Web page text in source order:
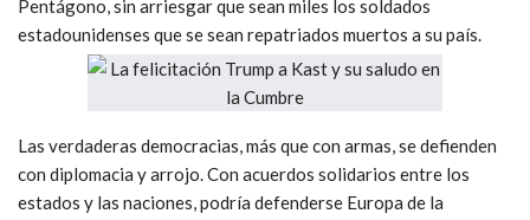
Pentágono, sin arriesgar que sean miles los soldados
estadounidenses que se sean repatriados muertos a su país.
Las verdaderas democracias, más que con armas, se defienden
con diplomacia y arrojo. Con acuerdos solidarios entre los
estados y las naciones, podría defenderse Europa de la